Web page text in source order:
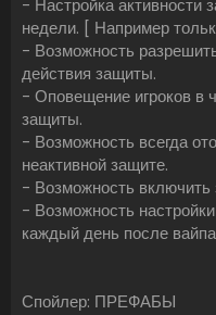
- Настройка активности
недели. [ Например
- Возможность
действия защиты.
- Оповещение игроков в
защиты.
- Возможность всегда
неактивной защите.
- Возможность включить
- Возможность
каждый день после
Спойлер: ПРЕФАБЫ